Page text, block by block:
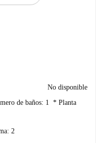
No disponible
de baños: 1 * Planta
2